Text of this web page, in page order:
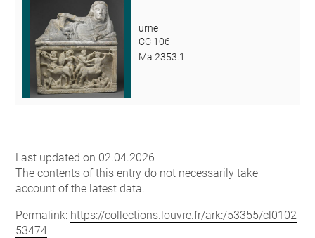
urne
CC 106
Ma 2353.1
Last updated on 02.04.2026
The contents of this entry do not necessarily take
account of the latest data.
Permalink: https://collections.louvre.fr/ark:/53355/cl0102
53474